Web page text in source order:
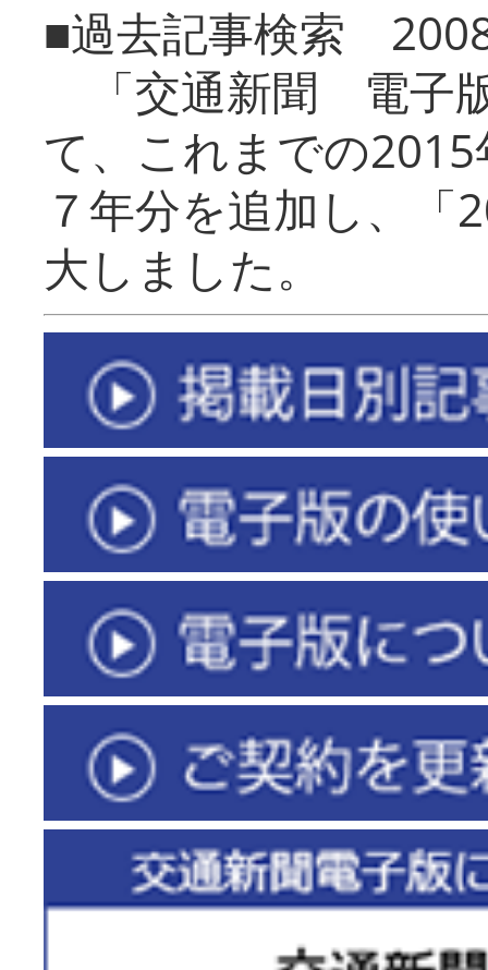
■過去記事検索
「交通新聞 電子
て、これまでの
７年分を追加し、「
大しまし